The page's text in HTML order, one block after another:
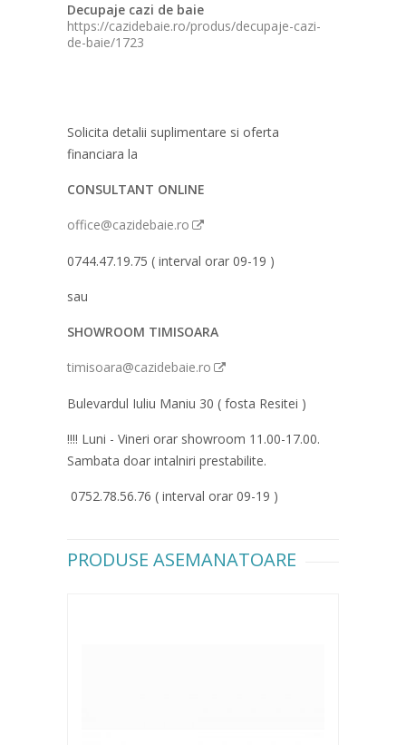
Decupaje cazi de baie
https://cazidebaie.ro/produs/decupaje-cazi-
de-baie/1723
Solicita detalii suplimentare si oferta
financiara la
CONSULTANT ONLINE
office@cazidebaie.ro
0744.47.19.75 ( interval orar 09-19 )
sau
SHOWROOM TIMISOARA
timisoara@cazidebaie.ro
Bulevardul Iuliu Maniu 30 ( fosta Resitei )
!!!! Luni - Vineri orar showroom 11.00-17.00.
Sambata doar intalniri prestabilite.
0752.78.56.76 ( interval orar 09-19 )
PRODUSE ASEMANATOARE